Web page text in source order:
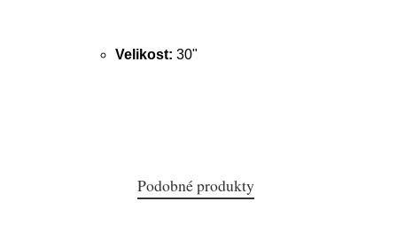
Velikost: 30"
Podobné produkty